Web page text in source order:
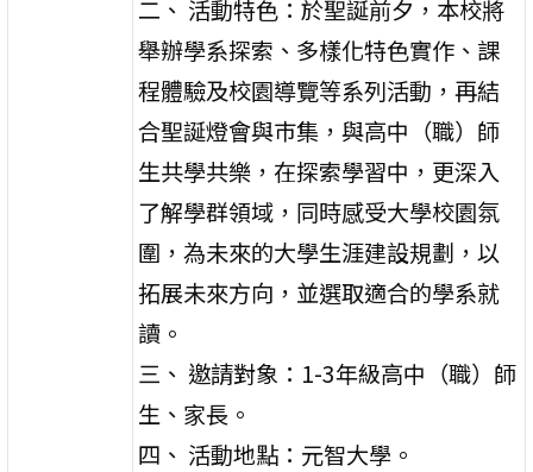
二、 活動特色：於聖誕前夕，本校將
舉辦學系探索、多樣化特色實作、課
程體驗及校園導覽等系列活動，再結
合聖誕燈會與巿集，與高中（職）師
生共學共樂，在探索學習中，更深入
了解學群領域，同時感受大學校園氛
圍，為未來的大學生涯建設規劃，以
拓展未來方向，並選取適合的學系就
讀。
三、 邀請對象：1-3年級高中（職）師
生、家長。
四、 活動地點：元智大學。